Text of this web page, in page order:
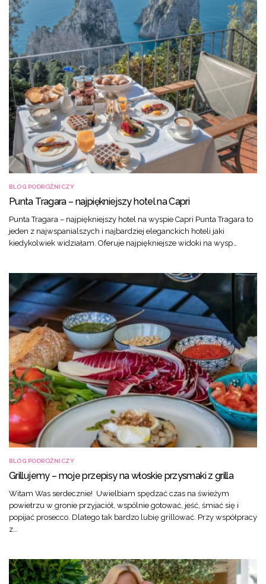
BLOG PODRÓŻNICZY
Punta Tragara – najpiękniejszy hotel na Capri
Punta Tragara – najpiękniejszy hotel na wyspie Capri Punta Tragara to
jeden z najwspanialszych i najbardziej eleganckich hoteli jaki
kiedykolwiek widziałam. Oferuje najpiękniejsze widoki na wysp…
BLOG PODRÓŻNICZY
Grillujemy – moje przepisy na włoskie przysmaki z grilla
Witam Was serdecznie! Uwielbiam spędzać czas na świeżym
powietrzu w gronie przyjaciół, wspólnie gotować, jeść, śmiać się i
popijać prosecco. Dlatego tak bardzo lubię grillować. Przy współpracy
z…